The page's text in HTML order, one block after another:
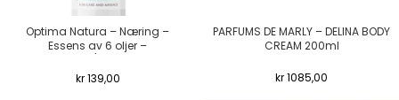
Optima Natura – Næring –
Essens av 6 oljer –
kr139,00
PARFUMS DE MARLY – DELINA BODY
CREAM 200ml
kr1085,00